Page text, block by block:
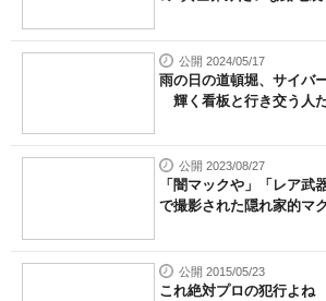
公開 2024/05/17
雨の日の道頓堀、サイバ
輝く看板と行き交う人
公開 2023/08/27
「闇マックや」「レア
で撮影された隠れ家的マ
公開 2015/05/23
これ絶対プロの犯行よ